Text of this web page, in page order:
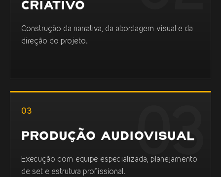
CRIATIVO
Construção da narrativa, da abordagem visual e da
direção do projeto.
03
PRODUÇÃO AUDIOVISUAL
Execução com equipe especializada, planejamento
de set e estrutura profissional.